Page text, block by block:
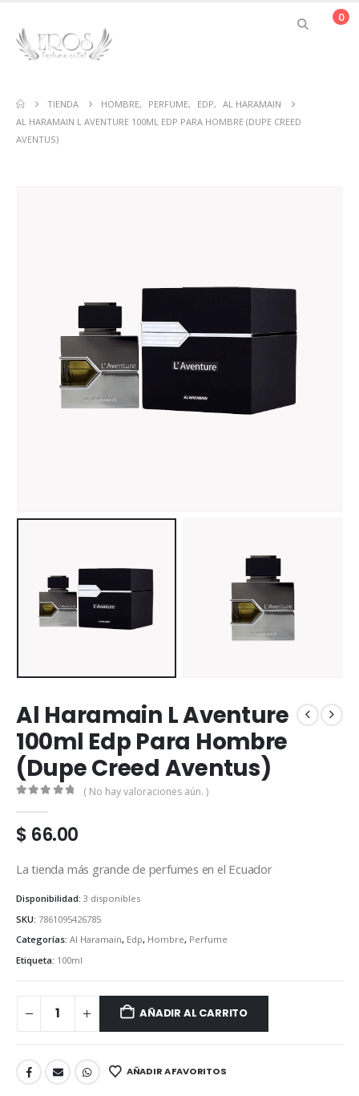
0
TIENDA HOMBRE, PERFUME, EDP,
AL HARAMAIN
AL HARAMAIN L AVENTURE 100ML EDP PARA HOMBRE (DUPE CREED
AVENTUS)
Al Haramain L Aventure
100ml Edp Para Hombre
(Dupe Creed Aventus)
( No hay valoraciones aún. )
$ 66.00
La tienda más grande de perfumes en el Ecuador
Disponibilidad: 3 disponibles
SKU: 7861095426785
Categorías: Al Haramain, Edp, Hombre, Perfume
Etiqueta: 100ml
AÑADIR AL CARRITO
AÑADIR A FAVORITOS